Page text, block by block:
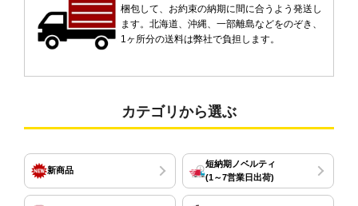
梱包して、お約束の納期に間に合うよう発送し
ます。北海道、沖縄、一部離島などをのぞき、
1ヶ所分の送料は弊社で負担します。
カテゴリから選ぶ
新商品
短納期ノベルティ
(1～7営業日出荷)